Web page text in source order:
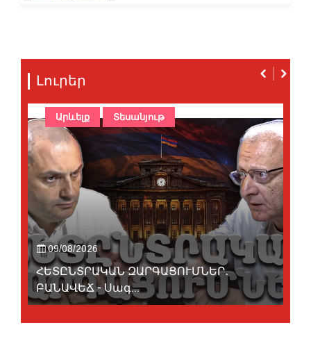
Լուրեր
09/08/2026
ՀԵՏԸՆՏՐԱԿԱՆ ԶԱՐԳԱՑՈՒՄՆԵՐ․
ԲԱՆԱՎԵՃ - Սագ...
Արևելք Տեսանյութ